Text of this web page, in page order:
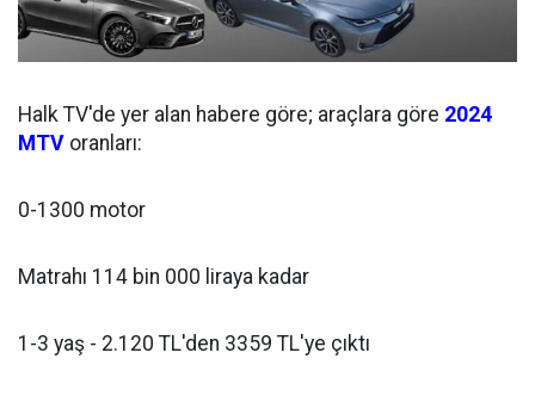
Halk TV'de yer alan habere göre; araçlara göre 2024
MTV oranları:
0-1300 motor
Matrahı 114 bin 000 liraya kadar
1-3 yaş - 2.120 TL'den 3359 TL'ye çıktı